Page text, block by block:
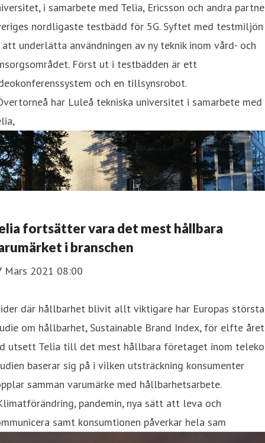
i samarbete med Telia, Ericsson och andra
nordligaste testbädd för 5G. Syftet med testmiljön
underlätta användningen av ny teknik inom vård- och
Först ut i testbädden är ett
och en tillsynsrobot.
har Luleå tekniska universitet i samarbete med
fortsätter vara det mest hållbara
i branschen
Mars 2021 08:00
där hållbarhet blivit allt viktigare har Europas största
om hållbarhet, Sustainable Brand Index, för elfte
utsett Telia till det mest hållbara företaget inom
baserar sig på i vilken utsträckning konsumenter
samman varumärke med hållbarhetsarbete.
pandemin, nya sätt att leva och
samt konsumtionen påverkar hela sam